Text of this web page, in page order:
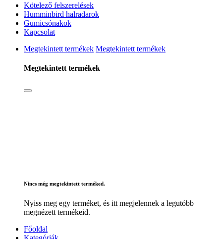
Kötelező felszerelések
Humminbird halradarok
Gumicsónakok
Kapcsolat
Megtekintett termékek Megtekintett termékek
Megtekintett termékek
Nincs még megtekintett terméked.
Nyiss meg egy terméket, és itt megjelennek a legutóbb
megnézett termékeid.
Főoldal